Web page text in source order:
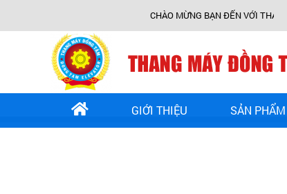
CHÀO MỪNG BẠN ĐẾN VỚI THANG
GIỚI THIỆU SẢN PHẨM